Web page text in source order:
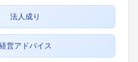
法人成り
営アドバイス